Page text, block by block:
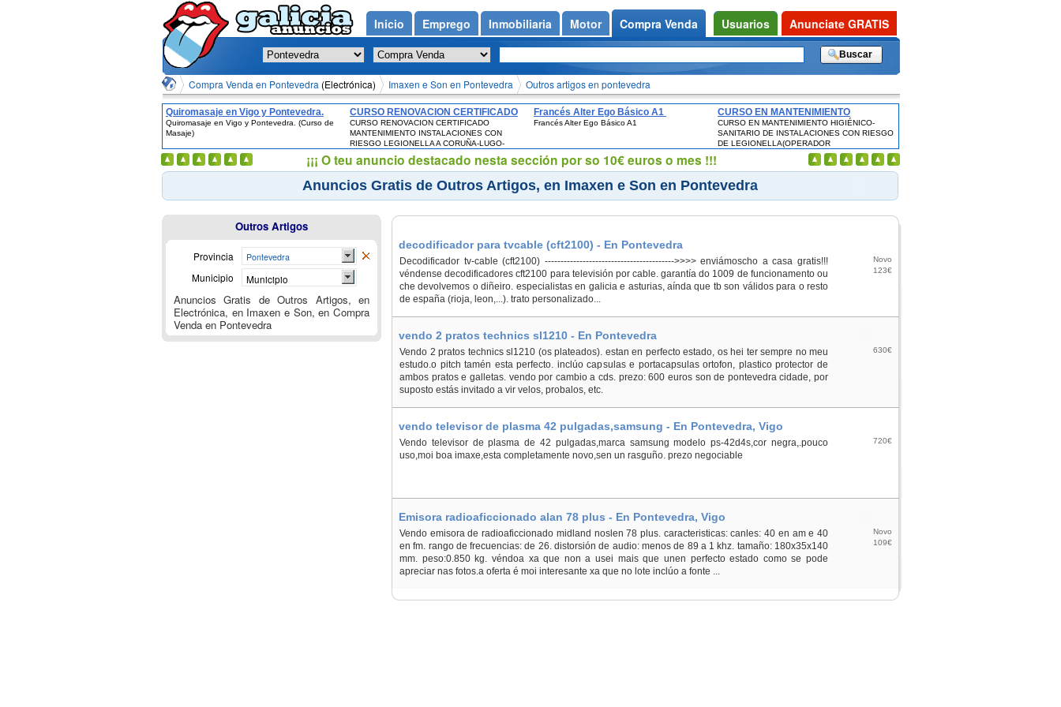
Compra Venda en Pontevedra (Electrónica) Imaxen e Son en Pontevedra Outros artigos en pontevedra
Quiromasaje en Vigo y Pontevedra.
(Curso de Masaje)
Quiromasaje en Vigo y Pontevedra. (Curso de
Masaje)
CURSO RENOVACION CERTIFICADO
MANTENIMIENTO INSTALACIONES
CON RIESGO LEGIONELLA A
CORUÑA-LUGO-OURENSE-
PONTEVEDRA-VIGO-SANTIAGO-
FERROL
CURSO RENOVACION CERTIFICADO
MANTENIMIENTO INSTALACIONES CON
RIESGO LEGIONELLA A CORUÑA-LUGO-
FERROL
Francés Alter Ego Básico A1
Francés Alter Ego Básico A1
CURSO EN MANTENIMIENTO
HIGIÉNICO-SANITARIO DE
INSTALACIONES CON RIESGO DE
LEGIONELLA(OPERADOR
INSTALACIONES CON RIESGO DE
LEGIONELLA) -CERTIFICADO OFICIAL
SALUD PÚBLICA
CURSO EN MANTENIMIENTO HIGIÉNICO-
SANITARIO DE INSTALACIONES CON RIESGO
DE LEGIONELLA(OPERADOR
INSTALACIONES CON RIESGO DE
LEGIONELLA) -CERTIFICADO OFICIAL SALUD
PÚBLICA
Anuncios Gratis de Outros Artigos, en Imaxen e Son en Pontevedra
decodificador para tvcable (cft2100) - En Pontevedra
Decodificador tv-cable (cft2100) ----------------------------------------->>>> enviámoscho a casa gratis!!!
véndense decodificadores cft2100 para televisión por cable. garantía do 1009 de funcionamento ou
che devolvemos o diñeiro. especialistas en galicia e asturias, aínda que tb son válidos para o resto
de españa (rioja, leon,...). trato personalizado...
Novo
123€
vendo 2 pratos technics sl1210 - En Pontevedra
Vendo 2 pratos technics sl1210 (os plateados). estan en perfecto estado, os hei ter sempre no meu
estudo.o pitch tamén esta perfecto. inclúo capsulas e portacapsulas ortofon, plastico protector de
ambos pratos e galletas. vendo por cambio a cds. prezo: 600 euros son de pontevedra cidade, por
suposto estás invitado a vir velos, probalos, etc.
630€
vendo televisor de plasma 42 pulgadas,samsung - En Pontevedra, Vigo
Vendo televisor de plasma de 42 pulgadas,marca samsung modelo ps-42d4s,cor negra,.pouco
uso,moi boa imaxe,esta completamente novo,sen un rasguño. prezo negociable
720€
Emisora radioaficcionado alan 78 plus - En Pontevedra, Vigo
Vendo emisora de radioaficcionado midland noslen 78 plus. caracteristicas: canles: 40 en am e 40
en fm. rango de frecuencias: de 26. distorsión de audio: menos de 89 a 1 khz. tamaño: 180x35x140
mm. peso:0.850 kg. véndoa xa que non a usei mais que unen perfecto estado como se pode
apreciar nas fotos.a oferta é moi interesante xa que no lote inclúo a fonte ...
Novo
109€
Outros Artigos
Provincia Pontevedra
Municipio Municipio
Anuncios Gratis de Outros Artigos, en
Electrónica, en Imaxen e Son, en Compra
Venda en Pontevedra
Inicio Emprego Inmobiliaria Motor Compra Venda Usuarios Anunciate GRATIS
¡¡¡ O teu anuncio destacado nesta sección por so 10€ euros o mes !!!